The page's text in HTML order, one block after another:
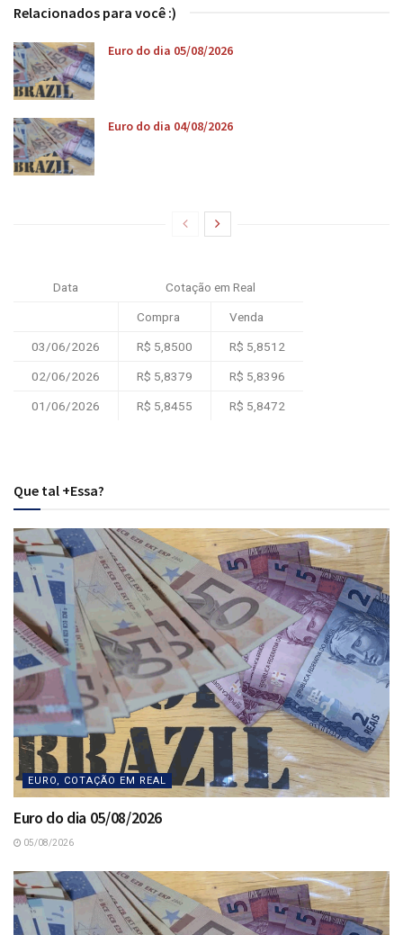
Relacionados para você :)
Euro do dia 05/08/2026
Euro do dia 04/08/2026
Data Cotação em Real
Compra Venda
03/06/2026 R$ 5,8500 R$ 5,8512
02/06/2026 R$ 5,8379 R$ 5,8396
01/06/2026 R$ 5,8455 R$ 5,8472
Que tal +Essa?
EURO, COTAÇÃO EM REAL
Euro do dia 05/08/2026
05/08/2026